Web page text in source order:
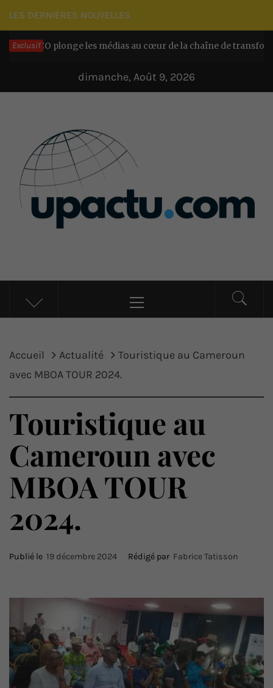
Passer
au
contenu
LES DERNIÈRES NOUVELLES
Exclusif
plonge les médias au cœur de la chaîne de transformation
dimanche, Août 9, 2026
UP ACTU
L’actualité d’ici et d’ailleurs
principal
Accueil Actualité
Touristique au Cameroun
avec MBOA TOUR 2024.
Touristique au
Cameroun avec
MBOA TOUR
2024.
Publié le 19 décembre 2024 Rédigé par Fabrice Tatisson